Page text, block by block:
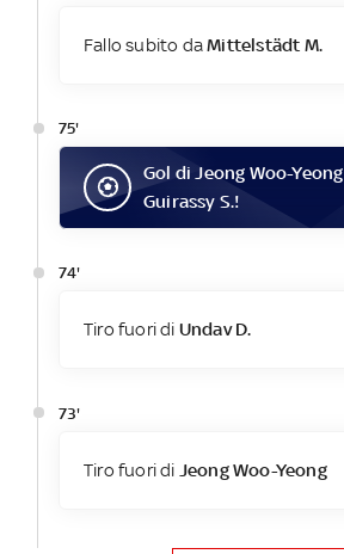
Fallo subito daMittelstädt M.
75'
Gol di Jeong Woo-Yeong
Guirassy S.!
74'
Tiro fuori di Undav D.
73'
Tiro fuori di Jeong Woo-Yeong